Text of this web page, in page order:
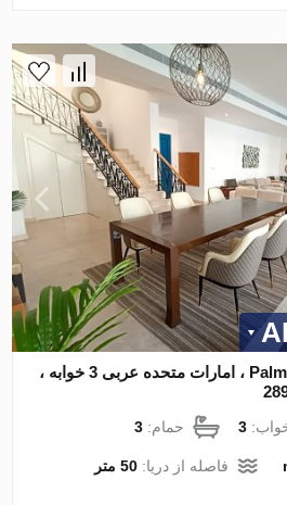
ویلا در Palm Jumeirah، Dubai ، امارات متحده عربی 3 خوابه ،
خواب:3 حمام:3
فاصله از دریا:50 متر